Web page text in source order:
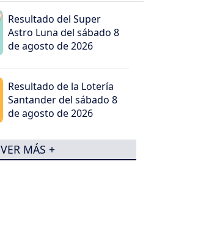
Resultado del Super
Astro Luna del sábado 8
de agosto de 2026
Resultado de la Lotería
Santander del sábado 8
de agosto de 2026
VER MÁS +